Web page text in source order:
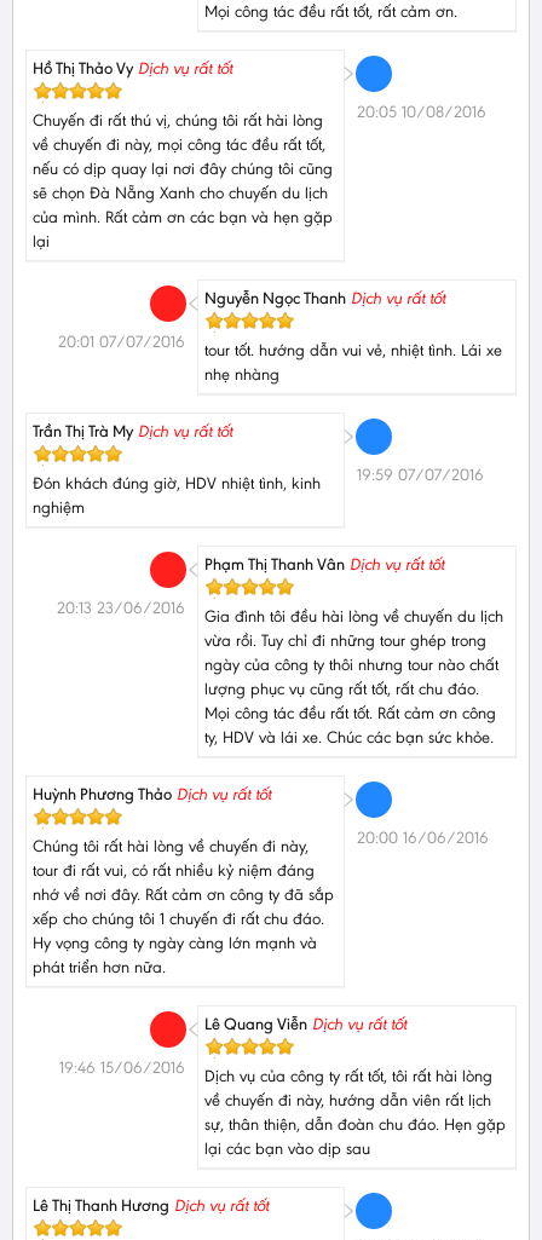
Mọi công tác đều rất tốt, rất cảm ơn.
Hồ Thị Thảo Vy Dịch vụ rất tốt
Chuyến đi rất thú vị, chúng tôi rất hài lòng
về chuyến đi này, mọi công tác đều rất tốt,
nếu có dịp quay lại nơi đây chúng tôi cũng
sẽ chọn Đà Nẵng Xanh cho chuyến du lịch
của mình. Rất cảm ơn các bạn và hẹn gặp
lại
20:05 10/08/2016
Nguyễn Ngọc Thanh Dịch vụ rất tốt
tour tốt. hướng dẫn vui vẻ, nhiệt tình. Lái xe
nhẹ nhàng
20:01 07/07/2016
Trần Thị Trà My Dịch vụ rất tốt
Đón khách đúng giờ, HDV nhiệt tình, kinh
nghiệm
19:59 07/07/2016
Phạm Thị Thanh Vân Dịch vụ rất tốt
Gia đình tôi đều hài lòng về chuyến du lịch
vừa rồi. Tuy chỉ đi những tour ghép trong
ngày của công ty thôi nhưng tour nào chất
lượng phục vụ cũng rất tốt, rất chu đáo.
Mọi công tác đều rất tốt. Rất cảm ơn công
ty, HDV và lái xe. Chúc các bạn sức khỏe.
20:13 23/06/2016
Huỳnh Phương Thảo Dịch vụ rất tốt
Chúng tôi rất hài lòng về chuyến đi này,
tour đi rất vui, có rất nhiều kỷ niệm đáng
nhớ về nơi đây. Rất cảm ơn công ty đã sắp
xếp cho chúng tôi 1 chuyến đi rất chu đáo.
Hy vọng công ty ngày càng lớn mạnh và
phát triển hơn nữa.
20:00 16/06/2016
Lê Quang Viễn Dịch vụ rất tốt
Dịch vụ của công ty rất tốt, tôi rất hài lòng
về chuyến đi này, hướng dẫn viên rất lịch
sự, thân thiện, dẫn đoàn chu đáo. Hẹn gặp
lại các bạn vào dịp sau
19:46 15/06/2016
Lê Thị Thanh Hương Dịch vụ rất tốt